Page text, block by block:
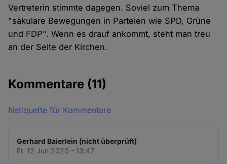
Vertreterin stimmte dagegen. Soviel zum Thema
"säkulare Bewegungen in Parteien wie SPD, Grüne
und FDP". Wenn es drauf ankommt, steht man treu
an der Seite der Kirchen.
Kommentare (11)
Netiquette für Kommentare
Gerhard Baierlein (nicht überprüft)
Fr. 12 Jun 2020 - 13:47